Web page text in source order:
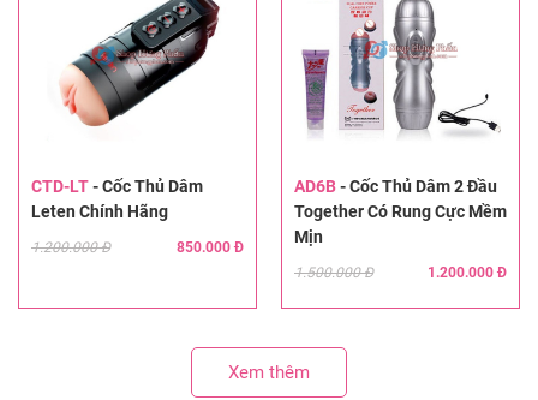
CTD-LT-Cốc Thủ Dâm
Leten Chính Hãng
1.200.000 Đ 850.000 Đ
AD6B-Cốc Thủ Dâm 2 Đầu
Together Có Rung Cực Mềm
Mịn
1.500.000 Đ 1.200.000 Đ
Xem thêm